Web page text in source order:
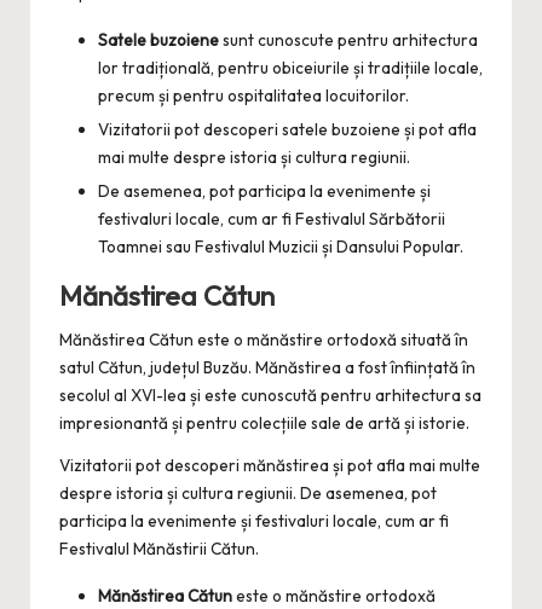
Satele buzoienesunt cunoscute pentru arhitectura
lor tradițională, pentru obiceiurile și tradițiile locale,
precum și pentru ospitalitatea locuitorilor.
Vizitatorii pot descoperi satele buzoiene și pot afla
mai multe despre istoria și cultura regiunii.
De asemenea, pot participa la evenimente și
festivaluri locale, cum ar fi Festivalul Sărbătorii
Toamnei sau Festivalul Muzicii și Dansului Popular.
Mănăstirea Cătun
Mănăstirea Cătun este o mănăstire ortodoxă situată în
satul Cătun, județul Buzău. Mănăstirea a fost înființată în
secolul al XVI-lea și este cunoscută pentru arhitectura sa
impresionantă și pentru colecțiile sale de artă și istorie.
Vizitatorii pot descoperi mănăstirea și pot afla mai multe
despre istoria și cultura regiunii. De asemenea, pot
participa la evenimente și festivaluri locale, cum ar fi
Festivalul Mănăstirii Cătun.
Mănăstirea Cătuneste o mănăstire ortodoxă